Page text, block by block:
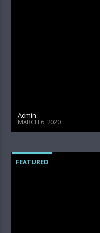
Admin
MARCH 6, 2020
FEATURED